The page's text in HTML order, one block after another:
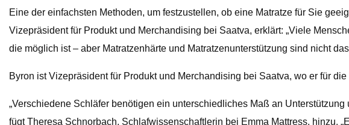
Eine der einfachsten Methoden, um festzustellen, ob eine Matratze für Sie
Vizepräsident für Produkt und Merchandising bei Saatva, erklärt: „Viele
die möglich ist – aber Matratzenhärte und Matratzenunterstützung sind nicht
Byron ist Vizepräsident für Produkt und Merchandising bei Saatva, wo er für
„Verschiedene Schläfer benötigen ein unterschiedliches Maß an
fügt Theresa Schnorbach, Schlafwissenschaftlerin bei Emma Mattress, hinzu.